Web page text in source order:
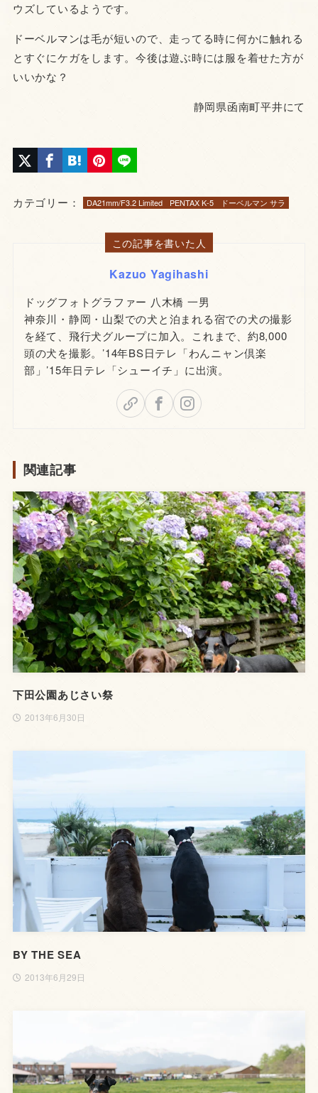
ウズしているようです。
ドーベルマンは毛が短いので、走ってる時に何かに触れる
とすぐにケガをします。今後は遊ぶ時には服を着せた方が
いいかな？
静岡県函南町平井にて
カテゴリー： DA21mm/F3.2 Limited PENTAX K-5 ドーベルマン サラ
この記事を書いた人
Kazuo Yagihashi
ドッグフォトグラファー 八木橋 一男
神奈川・静岡・山梨での犬と泊まれる宿での犬の撮影
を経て、飛行犬グループに加入。これまで、約8,000
頭の犬を撮影。’14年BS日テレ「わんニャン倶楽
部」’15年日テレ「シューイチ」に出演。
関連記事
下田公園あじさい祭
2013年6月30日
BY THE SEA
2013年6月29日